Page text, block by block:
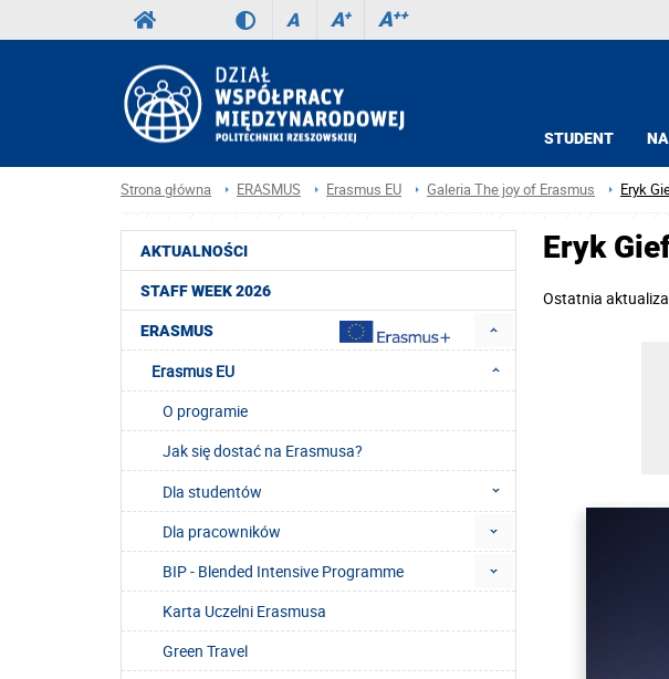
A A+ A++
STUDENT
Strona główna ERASMUS Erasmus EU Galeria The joy of Erasmus Eryk
AKTUALNOŚCI
STAFF WEEK 2026
ERASMUS
Erasmus EU
O programie
Jak się dostać na Erasmusa?
Dla studentów
Dla pracowników
BIP - Blended Intensive Programme
Karta Uczelni Erasmusa
Green Travel
Eryk
Ostatnia